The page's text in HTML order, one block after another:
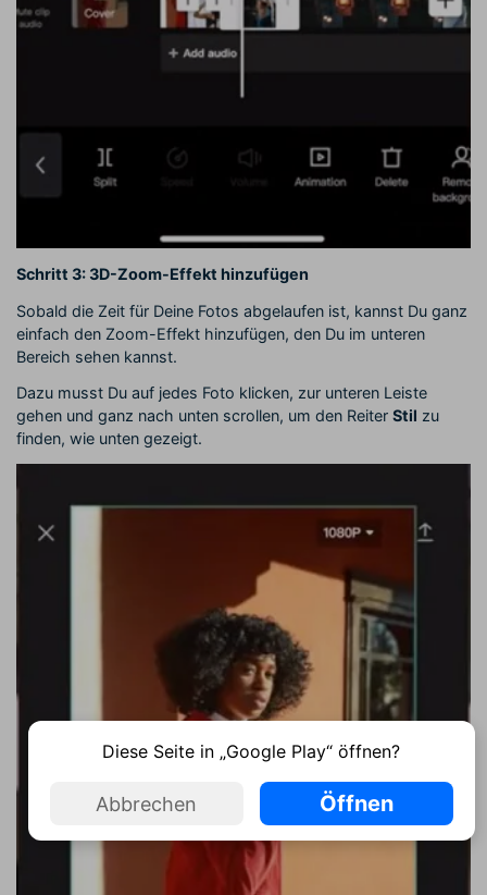
Schritt 3: 3D-Zoom-Effekt hinzufügen
Sobald die Zeit für Deine Fotos abgelaufen ist, kannst Du ganz
einfach den Zoom-Effekt hinzufügen, den Du im unteren
Bereich sehen kannst.
Dazu musst Du auf jedes Foto klicken, zur unteren Leiste
gehen und ganz nach unten scrollen, um den Reiter Stil zu
finden, wie unten gezeigt.
Diese Seite in „Google Play“ öffnen?
Abbrechen Öffnen